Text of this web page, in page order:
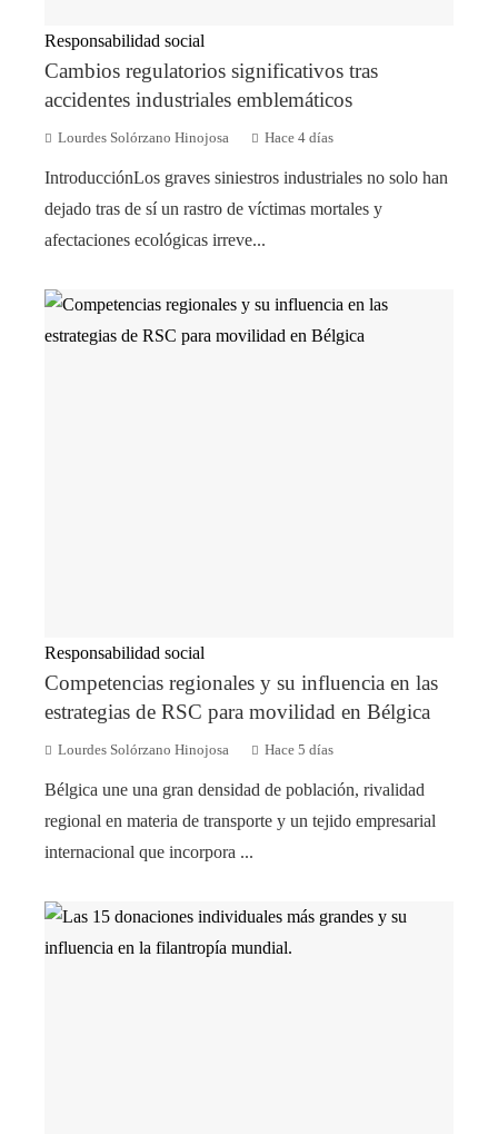
Responsabilidad social
Cambios regulatorios significativos tras
accidentes industriales emblemáticos
Lourdes Solórzano Hinojosa Hace 4 días
IntroducciónLos graves siniestros industriales no solo han
dejado tras de sí un rastro de víctimas mortales y
afectaciones ecológicas irreve...
Responsabilidad social
Competencias regionales y su influencia en las
estrategias de RSC para movilidad en Bélgica
Lourdes Solórzano Hinojosa Hace 5 días
Bélgica une una gran densidad de población, rivalidad
regional en materia de transporte y un tejido empresarial
internacional que incorpora ...